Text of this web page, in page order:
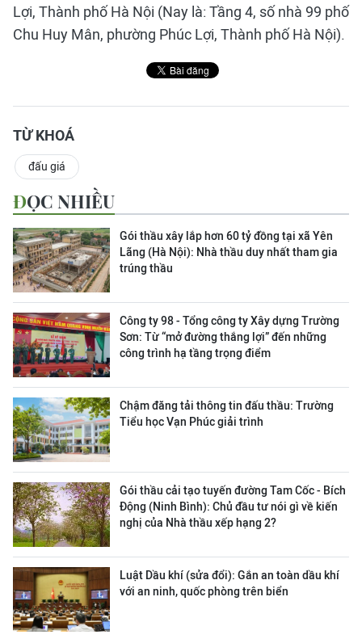
Lợi, Thành phố Hà Nội (Nay là: Tầng 4, số nhà 99 phố
Chu Huy Mân, phường Phúc Lợi, Thành phố Hà Nội).
TỪ KHOÁ
đấu giá
ĐỌC NHIỀU
Gói thầu xây lắp hơn 60 tỷ đồng tại xã Yên
Lãng (Hà Nội): Nhà thầu duy nhất tham gia
trúng thầu
Công ty 98 - Tổng công ty Xây dựng Trường
Sơn: Từ “mở đường thắng lợi” đến những
công trình hạ tầng trọng điểm
Chậm đăng tải thông tin đấu thầu: Trường
Tiểu học Vạn Phúc giải trình
Gói thầu cải tạo tuyến đường Tam Cốc - Bích
Động (Ninh Bình): Chủ đầu tư nói gì về kiến
nghị của Nhà thầu xếp hạng 2?
Luật Dầu khí (sửa đổi): Gắn an toàn dầu khí
với an ninh, quốc phòng trên biển